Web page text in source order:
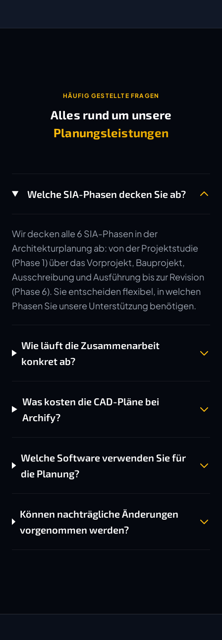
HÄUFIG GESTELLTE FRAGEN
Alles rund um unsere
Planungsleistungen
Welche SIA-Phasen decken Sie ab?
Wir decken alle 6 SIA-Phasen in der
Architekturplanung ab: von der Projektstudie
(Phase 1) über das Vorprojekt, Bauprojekt,
Ausschreibung und Ausführung bis zur Revision
(Phase 6). Sie entscheiden flexibel, in welchen
Phasen Sie unsere Unterstützung benötigen.
Wie läuft die Zusammenarbeit
konkret ab?
Was kosten die CAD-Pläne bei
Archify?
Welche Software verwenden Sie für
die Planung?
Können nachträgliche Änderungen
vorgenommen werden?